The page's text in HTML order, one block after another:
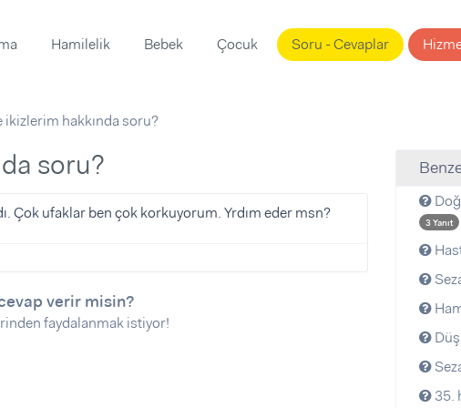
Hamilelik Bebek Çocuk Soru - Cevaplar
ikizlerim hakkında soru?
soru?
Çok ufaklar ben çok korkuyorum. Yrdım eder msn?
verir misin?
faydalanmak istiyor!
3 Yanıt
35.